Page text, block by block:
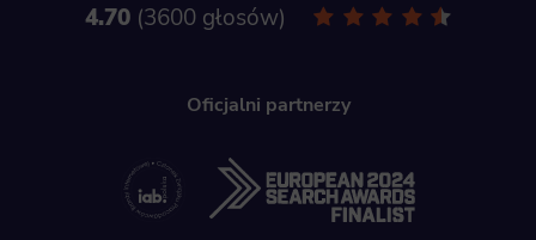
4.70 3600 głosów
Oficjalni partnerzy